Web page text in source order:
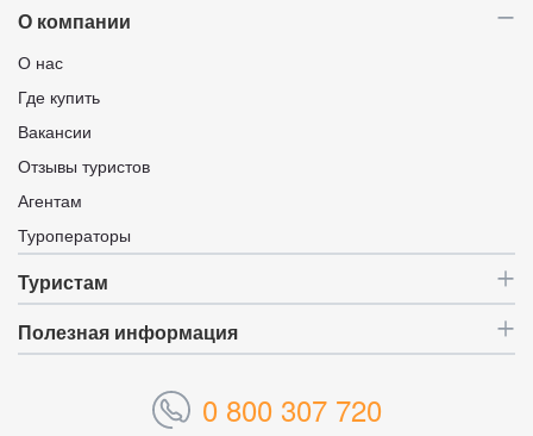
О компании
О нас
Где купить
Вакансии
Отзывы туристов
Агентам
Туроператоры
Туристам
Полезная информация
0 800 307 720